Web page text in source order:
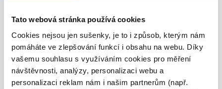
Tato webová stránka používá cookies
Cookies nejsou jen sušenky, je to i způsob, kterým nám
pomáháte ve zlepšování funkcí i obsahu na webu. Díky
vašemu souhlasu s využíváním cookies pro měření
návštěvnosti, analýzy, personalizaci webu a
personalizaci reklam nám i našim partnerům (např.
28.07.2026
TOP